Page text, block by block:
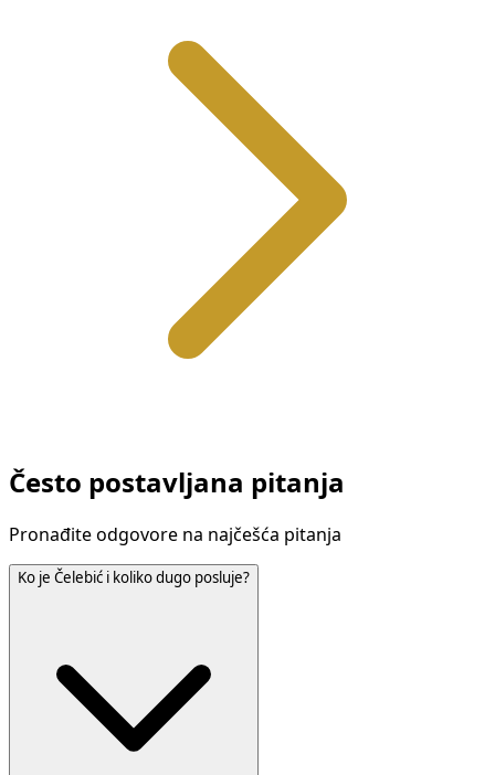
Često postavljana pitanja
Pronađite odgovore na najčešća pitanja
Ko je Čelebić i koliko dugo posluje?